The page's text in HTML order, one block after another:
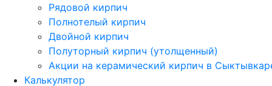
Рядовой кирпич
Полнотелый кирпич
Двойной кирпич
Полуторный кирпич (утолщенный)
Акции на керамический кирпич в
Калькулятор